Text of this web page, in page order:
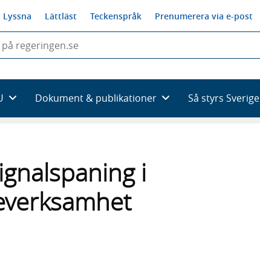
Lyssna Lättläst Teckenspråk Prenumerera via e-post
Dokument & publikationer Så styrs Sverige
i